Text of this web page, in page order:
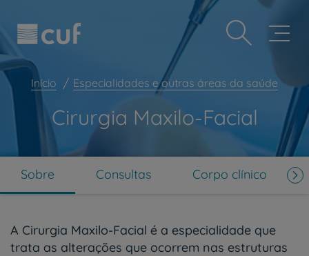
este
inclui
um
sistema
de
acessibilidade.
para
conteúdo
principal
Prevenção e bem-estar
Grandes Áreas da Saúde
My CUF
Clientes e acompanhantes
CUF Academic Center
Para profissionais
Contacte-nos
Início Especialidades e outras áreas da saúde
Cirurgia Maxilo-Facial
Sobre Consultas Corpo clínico
A Cirurgia Maxilo-Facial é a especialidade que
trata as alterações que ocorrem nas estruturas